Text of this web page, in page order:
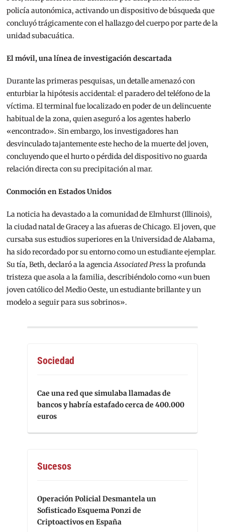
policía autonómica, activando un dispositivo de búsqueda que
concluyó trágicamente con el hallazgo del cuerpo por parte de la
unidad subacuática.
El móvil, una línea de investigación descartada
Durante las primeras pesquisas, un detalle amenazó con
enturbiar la hipótesis accidental: el paradero del teléfono de la
víctima. El terminal fue localizado en poder de un delincuente
habitual de la zona, quien aseguró a los agentes haberlo
«encontrado». Sin embargo, los investigadores han
desvinculado tajantemente este hecho de la muerte del joven,
concluyendo que el hurto o pérdida del dispositivo no guarda
relación directa con su precipitación al mar.
Conmoción en Estados Unidos
La noticia ha devastado a la comunidad de Elmhurst (Illinois),
la ciudad natal de Gracey a las afueras de Chicago. El joven, que
cursaba sus estudios superiores en la Universidad de Alabama,
ha sido recordado por su entorno como un estudiante ejemplar.
Su tía, Beth, declaró a la agenciaAssociated Pressla profunda
tristeza que asola a la familia, describiéndolo como «un buen
joven católico del Medio Oeste, un estudiante brillante y un
modelo a seguir para sus sobrinos».
Sociedad
Cae una red que simulaba llamadas de
bancos y habría estafado cerca de 400.000
euros
Sucesos
Operación Policial Desmantela un
Sofisticado Esquema Ponzi de
Criptoactivos en España